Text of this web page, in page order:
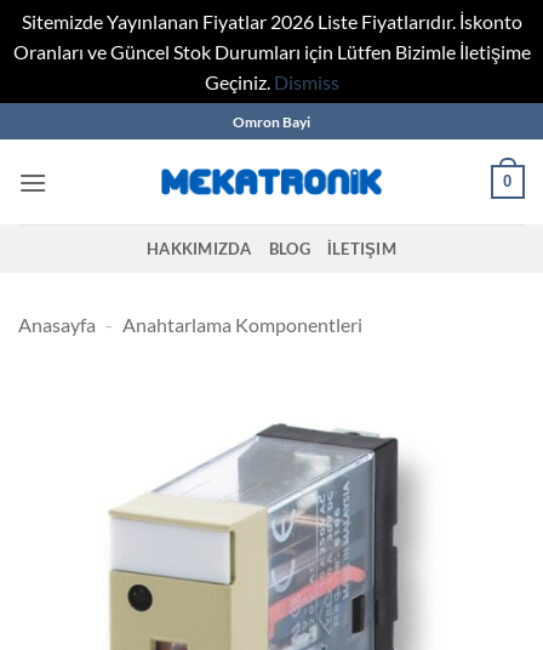
Sitemizde Yayınlanan Fiyatlar 2026 Liste Fiyatlarıdır. İskonto
Oranları ve Güncel Stok Durumları için Lütfen Bizimle İletişime
Geçiniz. Dismiss
to
content
Omron Bayi
0
HAKKIMIZDA BLOG İLETIŞIM
Anasayfa - Anahtarlama Komponentleri